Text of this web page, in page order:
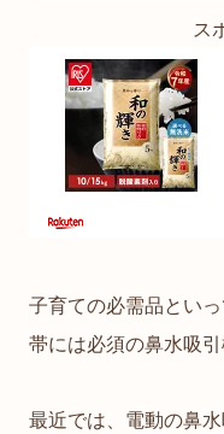
ス
子育ての必需品とい
帯には必須の鼻水吸引
最近では、電動の鼻